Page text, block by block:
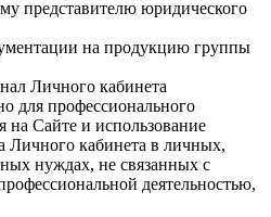
представителю юридического
на продукцию группы
Личного кабинета
для профессионального
на Сайте и использование
Личного кабинета в личных,
нуждах, не связанных с
деятельностью,